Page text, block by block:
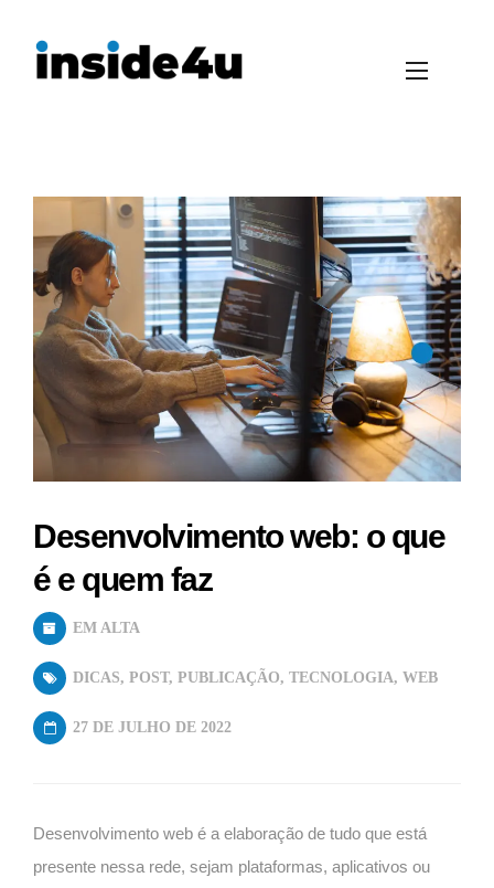
Desenvolvimento web: o que
é e quem faz
EM ALTA
DICAS, POST, PUBLICAÇÃO, TECNOLOGIA, WEB
27 DE JULHO DE 2022
Desenvolvimento web é a elaboração de tudo que está
presente nessa rede, sejam plataformas, aplicativos ou